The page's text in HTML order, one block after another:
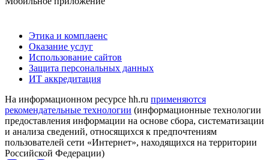
Этика и комплаенс
Оказание услуг
Использование сайтов
Защита персональных данных
ИТ аккредитация
На информационном ресурсе hh.ru применяются
рекомендательные технологии (информационные технологии
предоставления информации на основе сбора, систематизации
и анализа сведений, относящихся к предпочтениям
пользователей сети «Интернет», находящихся на территории
Российской Федерации)